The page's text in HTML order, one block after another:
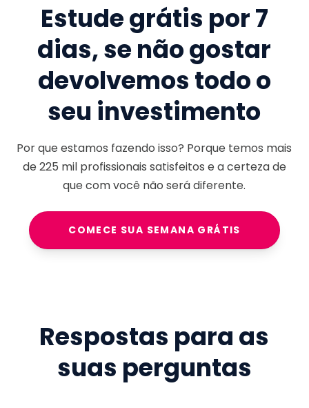
Estude grátis por 7
dias, se não gostar
devolvemos todo o
seu investimento
Por que estamos fazendo isso? Porque temos mais
de225 milprofissionais satisfeitos e a certeza de
que com você não será diferente.
COMECE SUA SEMANA GRÁTIS
Respostas para as
suas perguntas